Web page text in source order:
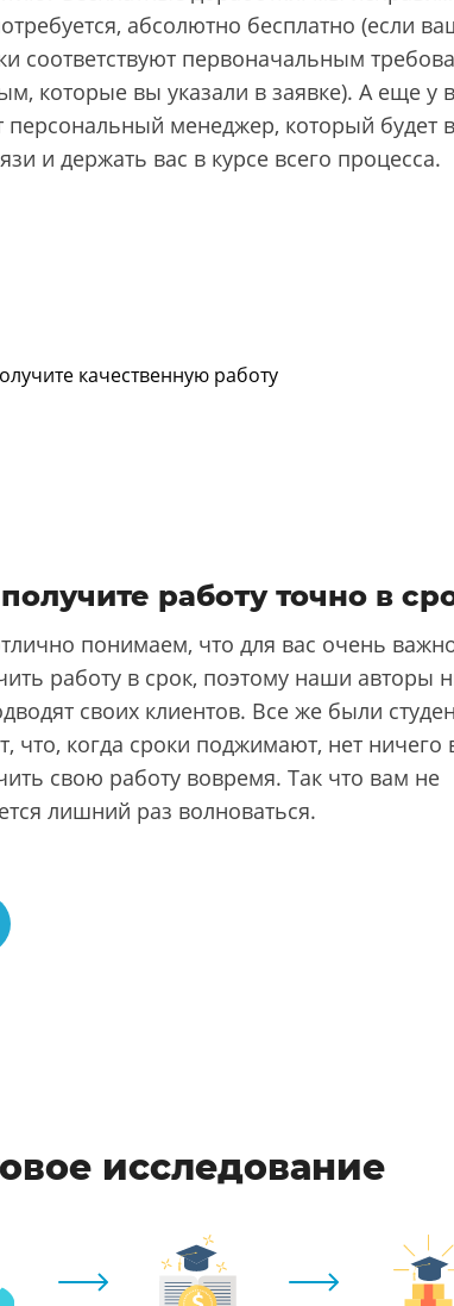
абсолютно бесплатно (если
соответствуют первоначальным
которые вы указали в заявке). А еще у
персональный менеджер, который будет
и держать вас в курсе всего процесса.
работу точно в
понимаем, что для вас очень
работу в срок, поэтому наши авторы
своих клиентов. Все же были
что, когда сроки поджимают, нет ничего
свою работу вовремя. Так что вам не
лишний раз волноваться.
исследование